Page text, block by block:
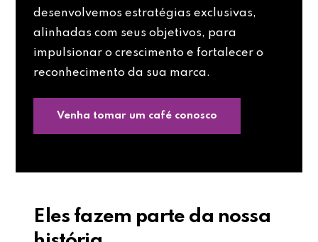
desenvolvemos estratégias exclusivas,
alinhadas com seus objetivos, para
impulsionar o crescimento e fortalecer o
reconhecimento da sua marca.
Venha tomar um café conosco
Eles fazem parte da nossa